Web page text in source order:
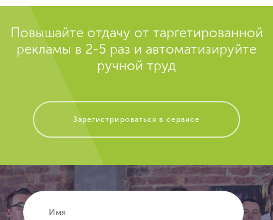
Повышайте отдачу от таргетированной
рекламы в 2-5 раз и автоматизируйте
ручной труд
Зарегистрироваться в сервисе